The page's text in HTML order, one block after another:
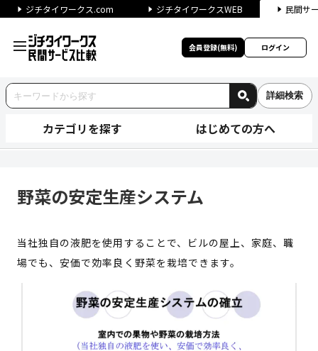
ジチタイワークス.com ジチタイワークスWEB 民間サ
会員登録(無料) ログイン
詳細検索
カテゴリを探す はじめての方へ
野菜の安定生産システム
当社独自の液肥を使用することで、ビルの屋上、家庭、職
場でも、安価で効率良く野菜を栽培できます。